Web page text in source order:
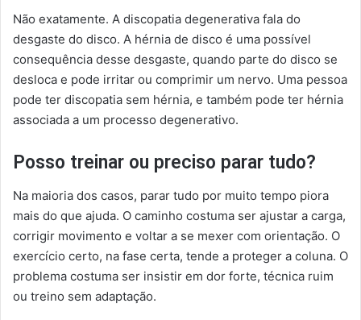
Não exatamente. A discopatia degenerativa fala do
desgaste do disco. A hérnia de disco é uma possível
consequência desse desgaste, quando parte do disco se
desloca e pode irritar ou comprimir um nervo. Uma pessoa
pode ter discopatia sem hérnia, e também pode ter hérnia
associada a um processo degenerativo.
Posso treinar ou preciso parar tudo?
Na maioria dos casos, parar tudo por muito tempo piora
mais do que ajuda. O caminho costuma ser ajustar a carga,
corrigir movimento e voltar a se mexer com orientação. O
exercício certo, na fase certa, tende a proteger a coluna. O
problema costuma ser insistir em dor forte, técnica ruim
ou treino sem adaptação.